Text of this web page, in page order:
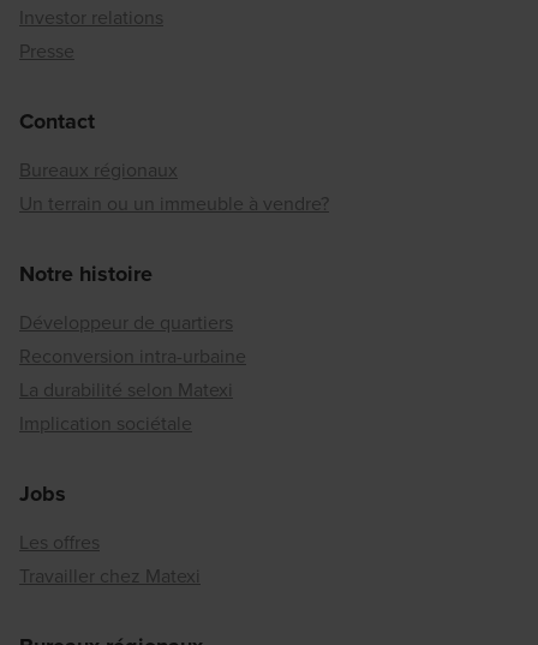
Investor relations
Presse
Contact
Bureaux régionaux
Un terrain ou un immeuble à vendre?
Notre histoire
Développeur de quartiers
Reconversion intra-urbaine
La durabilité selon Matexi
Implication sociétale
Jobs
Les offres
Travailler chez Matexi